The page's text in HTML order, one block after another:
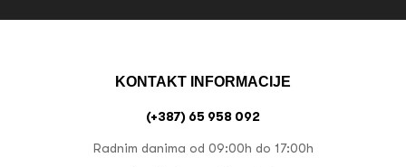
KONTAKT INFORMACIJE
(+387) 65 958 092
Radnim danima od 09:00h do 17:00h